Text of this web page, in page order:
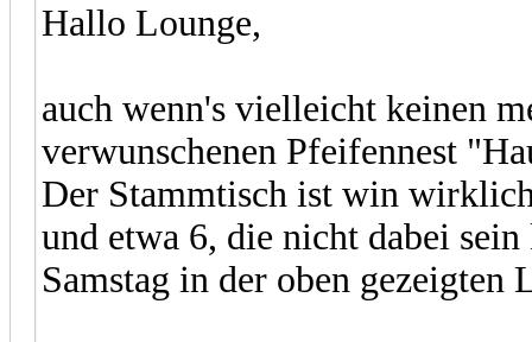
Hallo Lounge,
auch wenn's vielleicht keinen
verwunschenen Pfeifennest
Der Stammtisch ist win
und etwa 6, die nicht dabei
Samstag in der oben